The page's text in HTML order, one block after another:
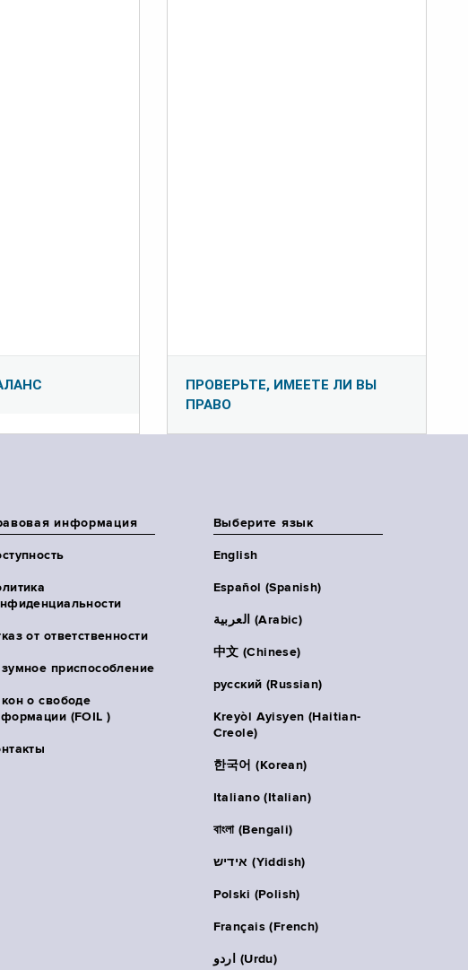
ПРОВЕРЬТЕ, ИМЕЕТЕ ЛИ ВЫ
ПРАВО
информация
от ответственности
приспособление
о свободе
(FOIL )
Выберите язык
English
Español (Spanish)
العربية (Arabic)
中文 (Chinese)
русский (Russian)
Kreyòl Ayisyen (Haitian-
Creole)
한국어 (Korean)
Italiano (Italian)
বাংলা (Bengali)
אידיש (Yiddish)
Polski (Polish)
Français (French)
اردو (Urdu)